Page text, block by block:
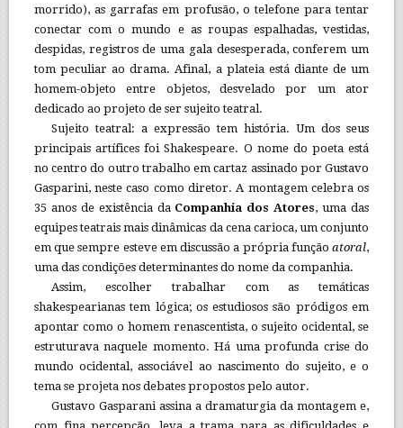
morrido), as garrafas em profusão, o telefone para tentar
conectar com o mundo e as roupas espalhadas, vestidas,
despidas, registros de uma gala desesperada, conferem um
tom peculiar ao drama. Afinal, a plateia está diante de um
homem-objeto entre objetos, desvelado por um ator
dedicado ao projeto de ser sujeito teatral.
Sujeito teatral: a expressão tem história. Um dos seus
principais artífices foi Shakespeare. O nome do poeta está
no centro do outro trabalho em cartaz assinado por Gustavo
Gasparini, neste caso como diretor. A montagem celebra os
35 anos de existência da Companhia dos Atores, uma das
equipes teatrais mais dinâmicas da cena carioca, um conjunto
em que sempre esteve em discussão a própria funçãoatoral,
uma das condições determinantes do nome da companhia.
Assim, escolher trabalhar com as temáticas
shakespearianas tem lógica; os estudiosos são pródigos em
apontar como o homem renascentista, o sujeito ocidental, se
estruturava naquele momento. Há uma profunda crise do
mundo ocidental, associável ao nascimento do sujeito, e o
tema se projeta nos debates propostos pelo autor.
Gustavo Gasparani assina a dramaturgia da montagem e,